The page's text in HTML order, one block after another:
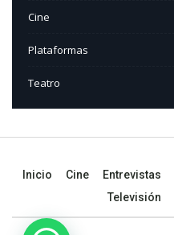
Cine
Plataformas
Teatro
Inicio Cine Entrevistas
Televisión